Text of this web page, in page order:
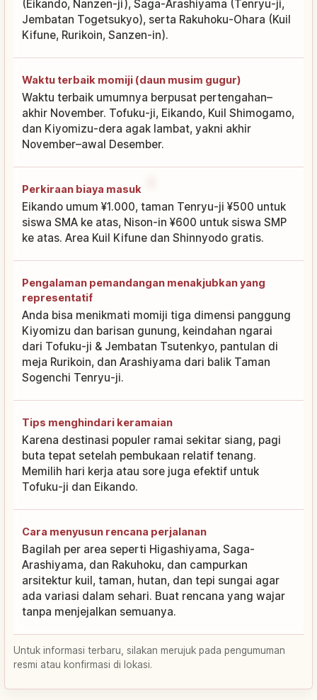
(Eikando, Nanzen-ji), Saga-Arashiyama (Tenryu-ji,
Jembatan Togetsukyo), serta Rakuhoku-Ohara (Kuil
Kifune, Rurikoin, Sanzen-in).
Waktu terbaik momiji (daun musim gugur)
Waktu terbaik umumnya berpusat pertengahan–
akhir November. Tofuku-ji, Eikando, Kuil Shimogamo,
dan Kiyomizu-dera agak lambat, yakni akhir
November–awal Desember.
Perkiraan biaya masuk
Eikando umum ¥1.000, taman Tenryu-ji ¥500 untuk
siswa SMA ke atas, Nison-in ¥600 untuk siswa SMP
ke atas. Area Kuil Kifune dan Shinnyodo gratis.
Pengalaman pemandangan menakjubkan yang
representatif
Anda bisa menikmati momiji tiga dimensi panggung
Kiyomizu dan barisan gunung, keindahan ngarai
dari Tofuku-ji & Jembatan Tsutenkyo, pantulan di
meja Rurikoin, dan Arashiyama dari balik Taman
Sogenchi Tenryu-ji.
Tips menghindari keramaian
Karena destinasi populer ramai sekitar siang, pagi
buta tepat setelah pembukaan relatif tenang.
Memilih hari kerja atau sore juga efektif untuk
Tofuku-ji dan Eikando.
Cara menyusun rencana perjalanan
Bagilah per area seperti Higashiyama, Saga-
Arashiyama, dan Rakuhoku, dan campurkan
arsitektur kuil, taman, hutan, dan tepi sungai agar
ada variasi dalam sehari. Buat rencana yang wajar
tanpa menjejalkan semuanya.
Untuk informasi terbaru, silakan merujuk pada pengumuman
resmi atau konfirmasi di lokasi.